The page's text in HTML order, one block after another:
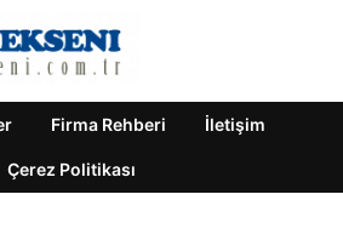
Firma Rehberi İletişim
Çerez Politikası